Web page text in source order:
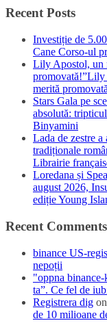
Recent Posts
Investiție de
Cane Corso-ul
Lily Apostol, un
promovată!”Lily
merită
Stars Gala pe
absolută:
Binyamini
Lada de zestre
tradiționale
Librairie
Loredana și
august 2026,
ediție Young
Recent Comments
binance US-
nepoții
"oppna
ta”. Ce fel de
Registrera dig on
de 10 milioane